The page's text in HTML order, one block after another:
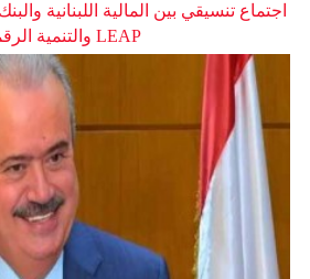
اجتماع تنسيقي بين المالية اللبنانية
LEAP والتنمية الرقمية